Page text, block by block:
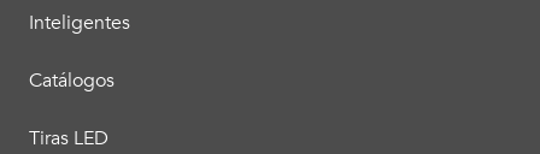
Inteligentes
Catálogos
Tiras LED